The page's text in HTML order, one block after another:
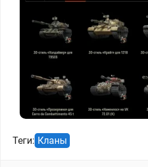
Теги: Кланы